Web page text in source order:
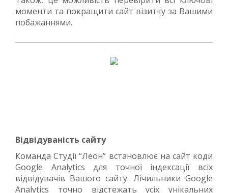
моменти та покращити сайт візитку за Вашими
побажаннями.
Відвідуваність сайту
Команда Студії “Леон” встановлює на сайт коди
Google Аnalytics для точної індексації всіх
відвідувачів Вашого сайту. Лічильники Google
Аnalytics точно відстежать усіх унікальних